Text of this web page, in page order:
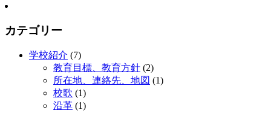
カテゴリー
学校紹介 (7)
教育目標、教育方針 (2)
所在地、連絡先、地図 (1)
校歌 (1)
沿革 (1)